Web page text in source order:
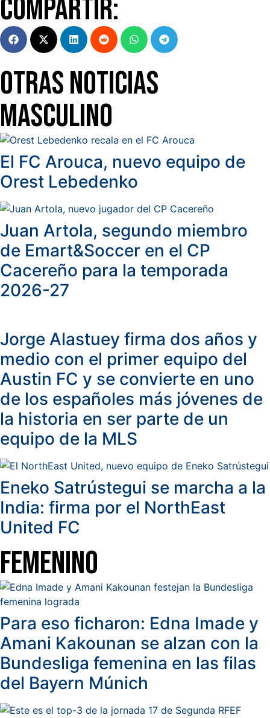
Compartir:
Otras Noticias
Masculino
El FC Arouca, nuevo equipo de
Orest Lebedenko
Juan Artola, segundo miembro
de Emart&Soccer en el CP
Cacereño para la temporada
2026-27
Jorge Alastuey firma dos años y
medio con el primer equipo del
Austin FC y se convierte en uno
de los españoles más jóvenes de
la historia en ser parte de un
equipo de la MLS
Eneko Satrústegui se marcha a la
India: firma por el NorthEast
United FC
Femenino
Para eso ficharon: Edna Imade y
Amani Kakounan se alzan con la
Bundesliga femenina en las filas
del Bayern Múnich